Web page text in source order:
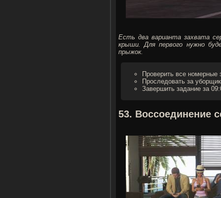
Есть два варианта захвата
крыши. Для первого нужно
прыжок.
Проверить все номерные
Проследовать за
Завершить задание за
53. Воссоединение